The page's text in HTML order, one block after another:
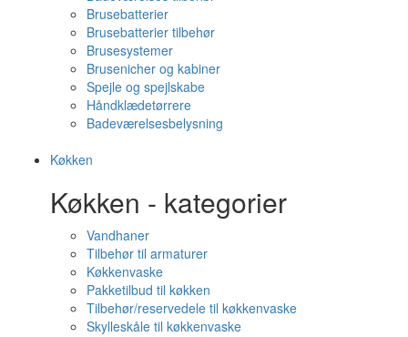
Brusebatterier
Brusebatterier tilbehør
Brusesystemer
Brusenicher og kabiner
Spejle og spejlskabe
Håndklædetørrere
Badeværelsesbelysning
Køkken
Køkken - kategorier
Vandhaner
Tilbehør til armaturer
Køkkenvaske
Pakketilbud til køkken
Tilbehør/reservedele til køkkenvaske
Skylleskåle til køkkenvaske